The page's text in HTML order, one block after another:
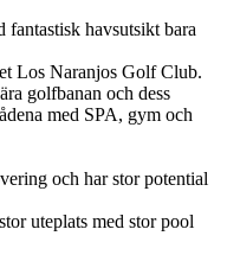
havsutsikt bara
Los Naranjos Golf Club.
golfbanan och dess
med SPA, gym och
och har stor potential
uteplats med stor pool